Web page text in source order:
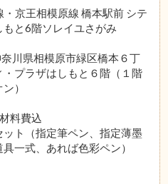
京王相模原線 橋本駅前 シテ
もと6階ソレイユさがみ
川県相模原市緑区橋本６丁
・プラザはしもと６階（１階
）
料費込
ト（指定筆ペン、指定薄墨
一式、あれば色彩ペン）